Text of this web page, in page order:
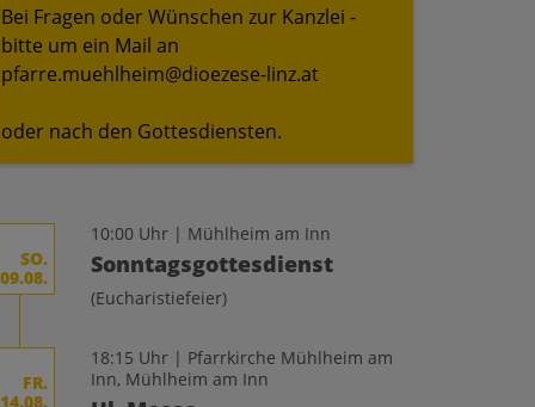
Bei Fragen oder Wünschen zur Kanzlei -
bitte um ein Mail an
pfarre.muehlheim@dioezese-linz.at
oder nach den Gottesdiensten.
SO.
09.08.
10:00 Uhr | Mühlheim am Inn
Sonntagsgottesdienst
(Eucharistiefeier)
FR.
14.08.
18:15 Uhr | Pfarrkirche Mühlheim am
Inn, Mühlheim am Inn